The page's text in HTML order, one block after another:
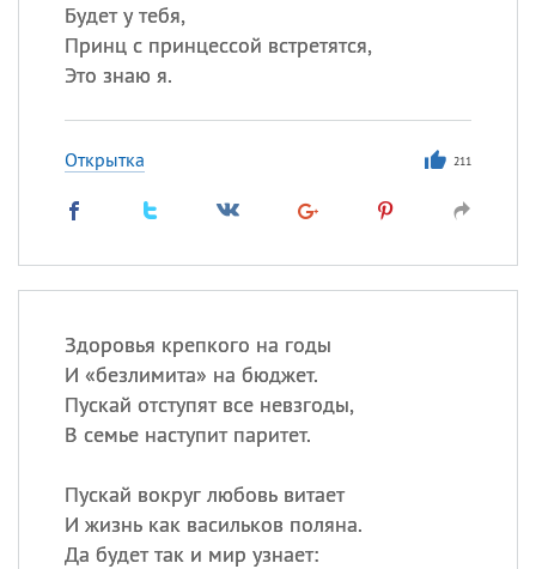
Будет у тебя,
Принц с принцессой встретятся,
Это знаю я.
Открытка 211
Здоровья крепкого на годы
И «безлимита» на бюджет.
Пускай отступят все невзгоды,
В семье наступит паритет.
Пускай вокруг любовь витает
И жизнь как васильков поляна.
Да будет так и мир узнает: